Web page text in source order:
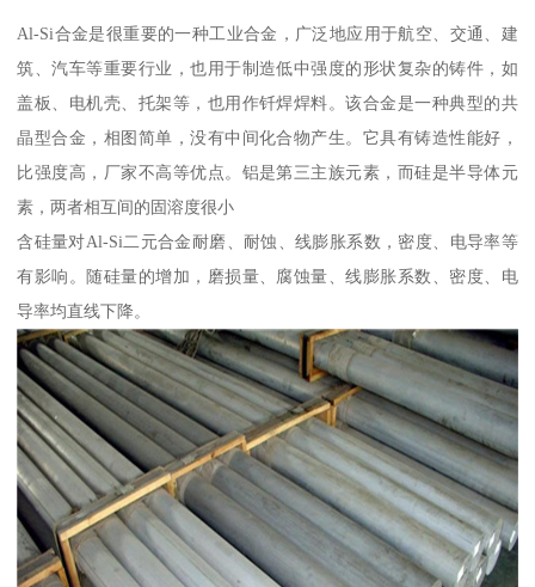
Al-Si合金是很重要的一种工业合金，广泛地应用于航空、交通、建
筑、汽车等重要行业，也用于制造低中强度的形状复杂的铸件，如
盖板、电机壳、托架等，也用作钎焊焊料。该合金是一种典型的共
晶型合金，相图简单，没有中间化合物产生。它具有铸造性能好，
比强度高，厂家不高等优点。铝是第三主族元素，而硅是半导体元
素，两者相互间的固溶度很小
含硅量对Al-Si二元合金耐磨、耐蚀、线膨胀系数，密度、电导率等
有影响。随硅量的增加，磨损量、腐蚀量、线膨胀系数、密度、电
导率均直线下降。